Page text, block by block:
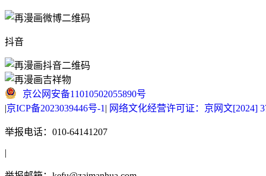
抖音
京公网安备11010502055890号
|京ICP备2023039446号-1 | 网络文化经营许可证：京网文[2024]
举报电话：010-64141207
|